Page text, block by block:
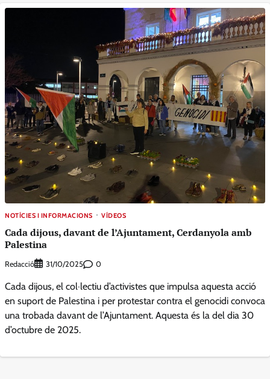
NOTÍCIES I INFORMACIONS VÍDEOS
Cada dijous, davant de l’Ajuntament, Cerdanyola amb
Palestina
Redacció 31/10/2025 0
Cada dijous, el col·lectiu d’activistes que impulsa aquesta acció
en suport de Palestina i per protestar contra el genocidi convoca
una trobada davant de l’Ajuntament. Aquesta és la del dia 30
d’octubre de 2025.